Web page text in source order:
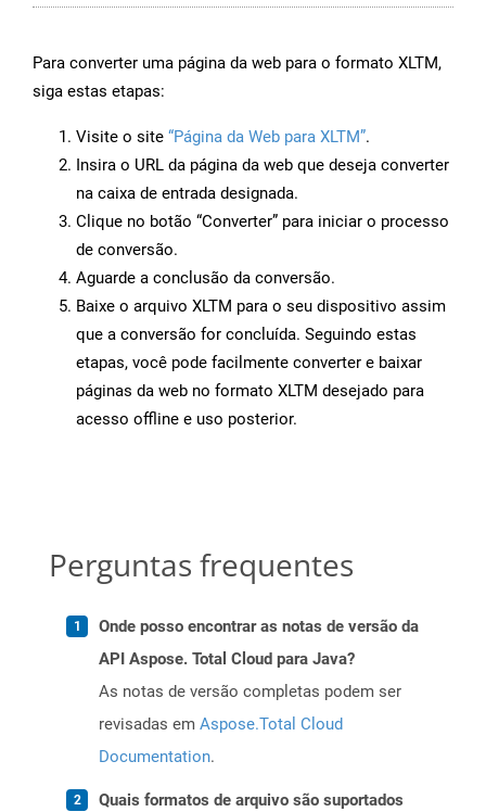
Para converter uma página da web para o formato XLTM,
siga estas etapas:
Visite o site “Página da Web para XLTM”.
Insira o URL da página da web que deseja converter
na caixa de entrada designada.
Clique no botão “Converter” para iniciar o processo
de conversão.
Aguarde a conclusão da conversão.
Baixe o arquivo XLTM para o seu dispositivo assim
que a conversão for concluída. Seguindo estas
etapas, você pode facilmente converter e baixar
páginas da web no formato XLTM desejado para
acesso offline e uso posterior.
Perguntas frequentes
Onde posso encontrar as notas de versão da
API Aspose. Total Cloud para Java?
As notas de versão completas podem ser
revisadas em Aspose.Total Cloud
Documentation.
Quais formatos de arquivo são suportados